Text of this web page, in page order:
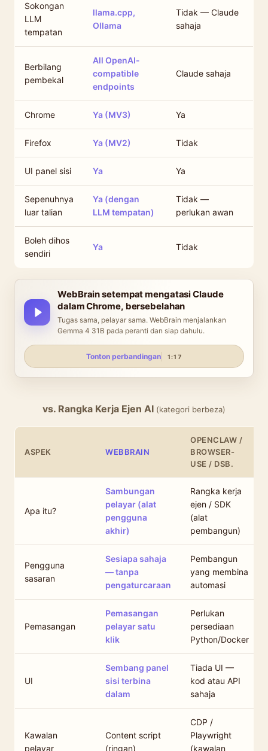
Sokongan
LLM
tempatan
llama.cpp,
Ollama
Tidak — Claude
sahaja
Berbilang
pembekal
All OpenAI-
compatible
endpoints
Claude sahaja
Chrome Ya (MV3) Ya
Firefox Ya (MV2) Tidak
UI panel sisi Ya Ya
Sepenuhnya
luar talian
Ya (dengan
LLM tempatan)
Tidak —
perlukan awan
Boleh dihos
sendiri
Ya Tidak
WebBrain setempat mengatasi Claude
dalam Chrome, bersebelahan
Tugas sama, pelayar sama. WebBrain menjalankan
Gemma 4 31B pada peranti dan siap dahulu.
Tonton perbandingan 1:17
vs. Rangka Kerja Ejen AI (kategori berbeza)
ASPEK WEBBRAIN
OPENCLAW /
BROWSER-
USE / DSB.
Apa itu?
Sambungan
pelayar (alat
pengguna
akhir)
Rangka kerja
ejen / SDK
(alat
pembangun)
Pengguna
sasaran
Sesiapa sahaja
— tanpa
pengaturcaraan
Pembangun
yang membina
automasi
Pemasangan
Pemasangan
pelayar satu
klik
Perlukan
persediaan
Python/Docker
UI
Sembang panel
sisi terbina
dalam
Tiada UI —
kod atau API
sahaja
Kawalan
pelayar
Content script
(ringan)
CDP /
Playwright
(kawalan